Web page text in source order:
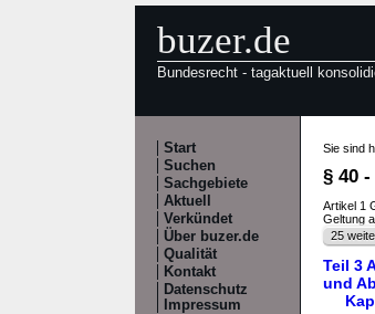
buzer.de
Bundesrecht - tagaktuell
Start
Suchen
Sachgebiete
Aktuell
Verkündet
Über buzer.de
Qualität
Kontakt
Datenschutz
Impressum
Sie sind
§ 40
Artikel 1
Geltung
25
Teil 3
und